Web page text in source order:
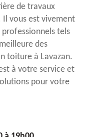
de travaux
Il vous est vivement
tels
des
toiture à Lavazan.
à votre service et
pour votre